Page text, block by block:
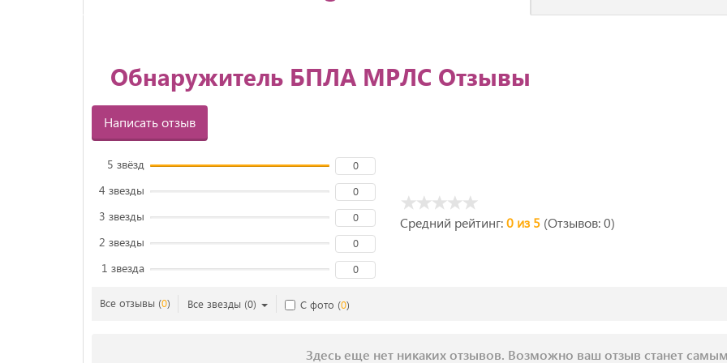
Обнаружитель БПЛА МРЛС Отзывы
Написать отзыв
5 звёзд 0
4 звезды 0
3 звезды 0
2 звезды 0
1 звезда 0
Средний рейтинг:0 из 5 (Отзывов: 0)
Все отзывы (0) Все звезды (0) С фото (0)
Здесь еще нет никаких отзывов. Возможно ваш отзыв станет